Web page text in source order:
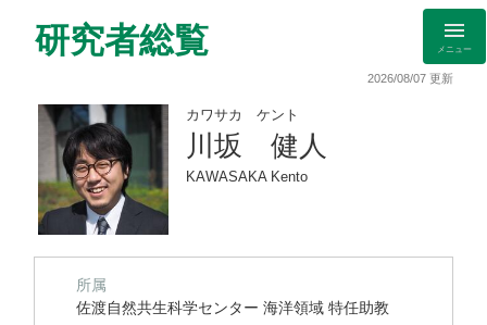
研究者総覧 メニュー
2026/08/07 更新
カワサカ ケント
川坂 健人
KAWASAKA Kento
所属
佐渡自然共生科学センター 海洋領域 特任助教